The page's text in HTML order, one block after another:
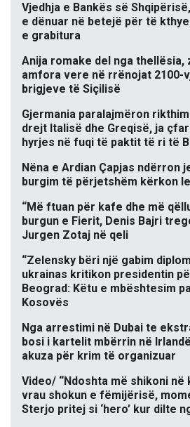
Vjedhja e Bankës së
e dënuar në betejë për të
e grabitura
Anija romake del nga thellësia,
amfora vere në rrënojat 2100-
brigjeve të Siçilisë
Gjermania paralajmëron
drejt Italisë dhe Greqisë, ja
hyrjes në fuqi të paktit të ri të
Nëna e Ardian Çapjas ndërron
burgim të përjetshëm kërkon
“Më ftuan për kafe dhe më
burgun e Fierit, Denis Bajri
Jurgen Zotaj në qeli
“Zelensky bëri një gabim
ukrainas kritikon presidentin
Beograd: Këtu e mbështesim
Kosovës
Nga arrestimi në Dubai te
bosi i kartelit mbërrin në
akuza për krim të organizuar
Video/ “Ndoshta më shikoni në
vrau shokun e fëmijërisë,
Sterjo pritej si ‘hero’ kur dilte